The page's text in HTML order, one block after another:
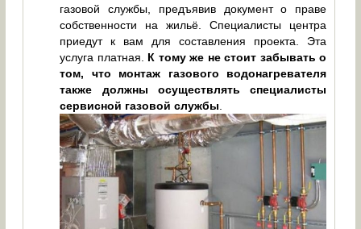
газовой службы, предъявив документ о праве
собственности на жильё. Специалисты центра
приедут к вам для составления проекта. Эта
услуга платная. К тому же не стоит забывать о
том, что монтаж газового водонагревателя
также должны осуществлять специалисты
сервисной газовой службы